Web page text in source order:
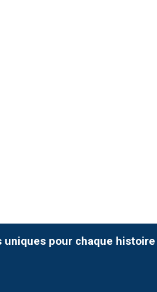
uniques pour chaque histoire